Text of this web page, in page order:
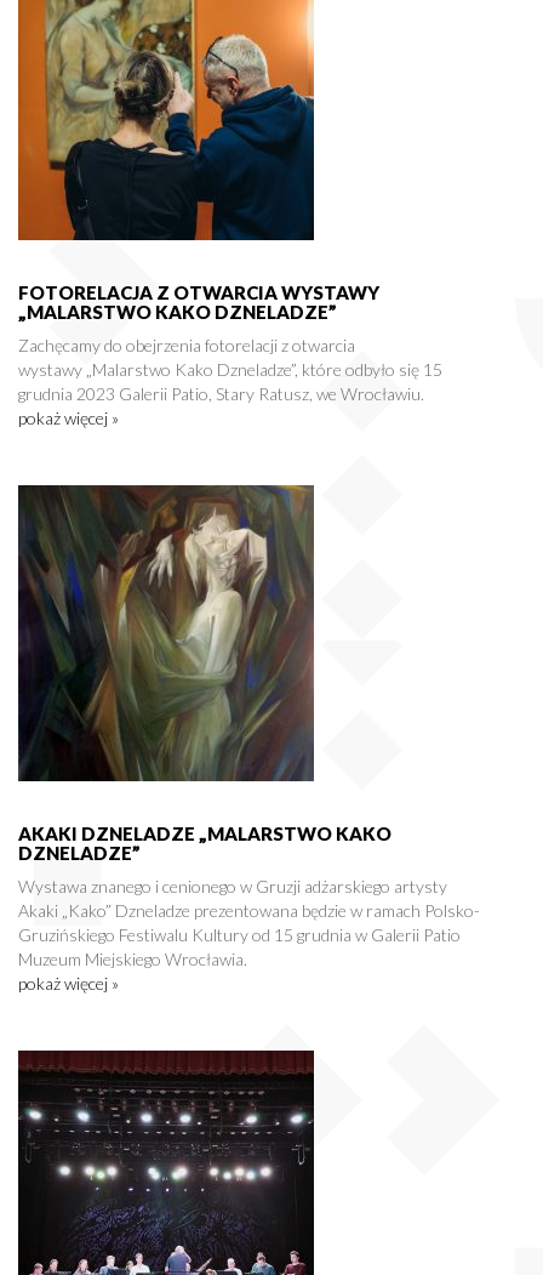
FOTORELACJA Z OTWARCIA WYSTAWY
„MALARSTWO KAKO DZNELADZE”
Zachęcamy do obejrzenia fotorelacji z otwarcia
wystawy „Malarstwo Kako Dzneladze”, które odbyło się 15
grudnia 2023 Galerii Patio, Stary Ratusz, we Wrocławiu.
pokaż więcej »
AKAKI DZNELADZE „MALARSTWO KAKO
DZNELADZE”
Wystawa znanego i cenionego w Gruzji adżarskiego artysty
Akaki „Kako” Dzneladze prezentowana będzie w ramach Polsko-
Gruzińskiego Festiwalu Kultury od 15 grudnia w Galerii Patio
Muzeum Miejskiego Wrocławia.
pokaż więcej »